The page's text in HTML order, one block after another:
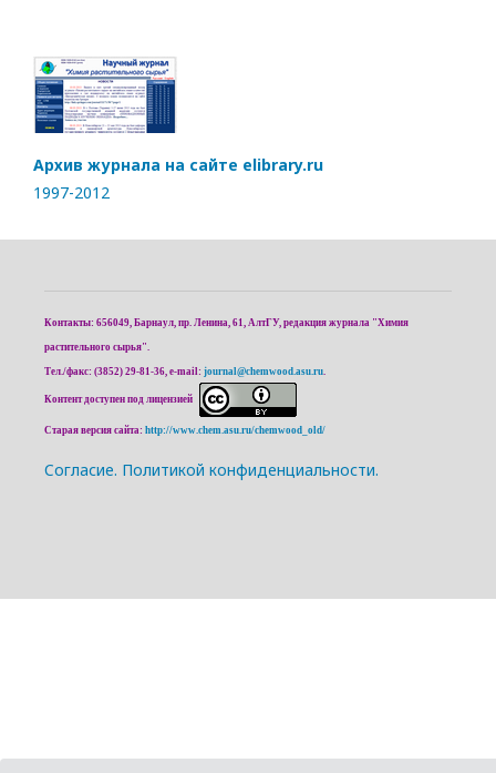
Архив журнала на сайте elibrary.ru
1997-2012
Контакты: 656049, Барнаул, пр. Ленина, 61, АлтГУ, редакция журнала "Химия
растительного сырья".
Тел./факс: (3852) 29-81-36, e-mail: journal@chemwood.asu.ru.
Контент доступен под лицензией
Старая версия сайта: http://www.chem.asu.ru/chemwood_old/
Cогласие. Политикой конфиденциальности.